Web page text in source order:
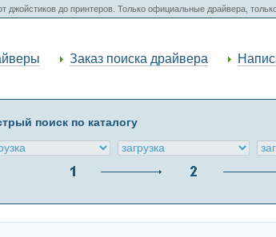
джойстиков до принтеров. Только официальные драйвера,
Заказ поиска драйвера
поиск по каталогу